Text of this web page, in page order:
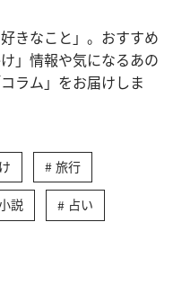
きなこと」。おすすめ
」情報や気になるあの
ラム」をお届けしま
旅行
説 占い